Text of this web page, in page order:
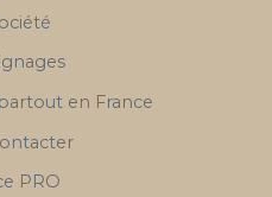
en France
PRO